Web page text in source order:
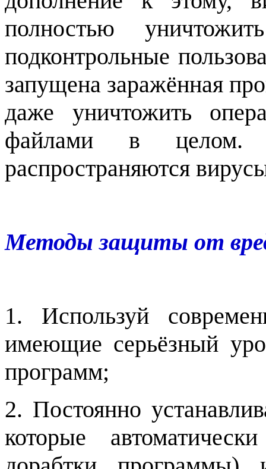
полностью
подконтрольные
запущена заражённая
даже уничтожить
файлами в целом.
распространяются
Методы защиты от
1. Используй
имеющие серьёзный
программ;
2. Постоянно
которые